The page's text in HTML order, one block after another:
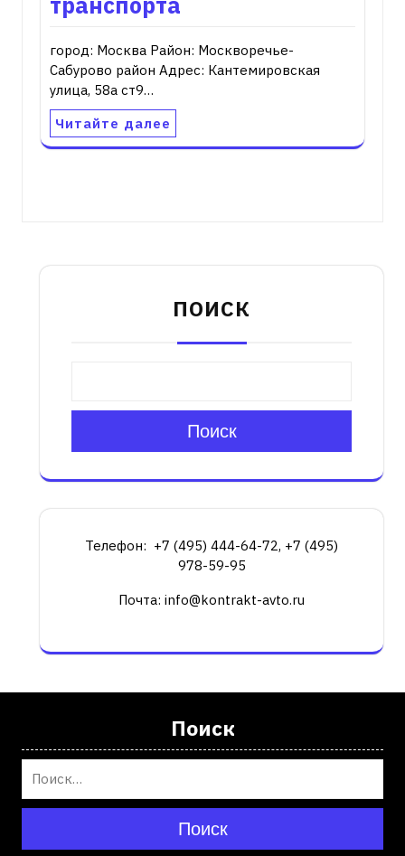
город: Москва Район: Москворечье-
Сабурово район Адрес: Кантемировская
улица, 58а ст9…
Читайте далее
ПОИСК
Поиск
Телефон: +7 (495) 444-64-72, +7 (495)
978-59-95
Почта: info@kontrakt-avto.ru
Поиск
Поиск